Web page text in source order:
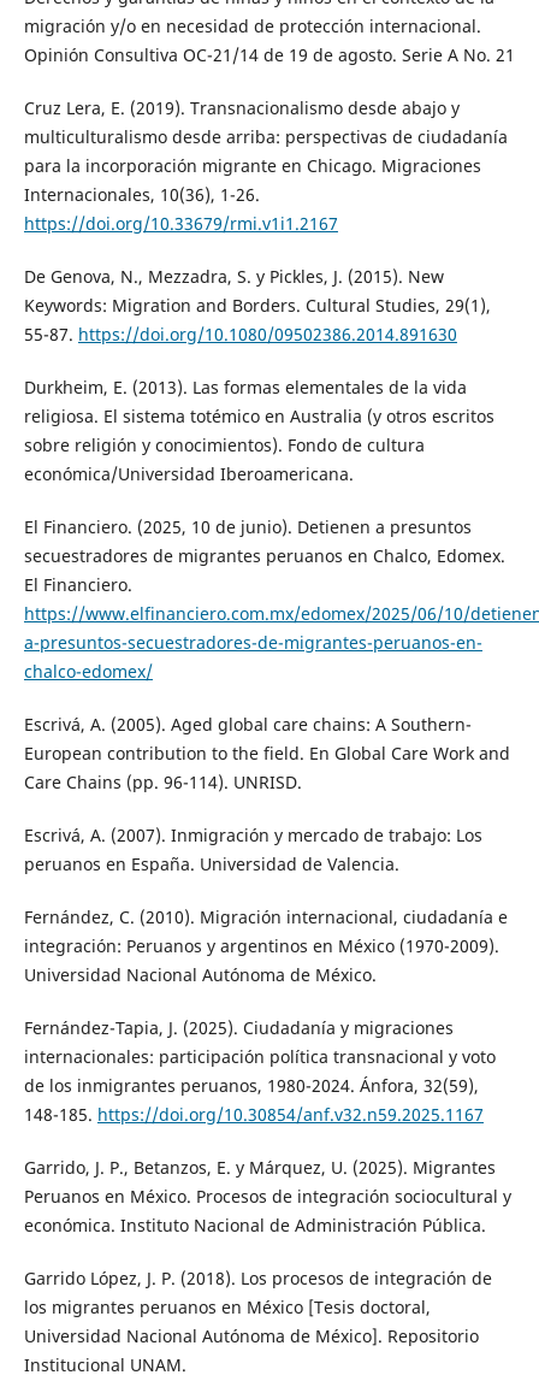
migración y/o en necesidad de protección internacional.
Opinión Consultiva OC-21/14 de 19 de agosto. Serie A No. 21
Cruz Lera, E. (2019). Transnacionalismo desde abajo y
multiculturalismo desde arriba: perspectivas de ciudadanía
para la incorporación migrante en Chicago. Migraciones
Internacionales, 10(36), 1-26.
https://doi.org/10.33679/rmi.v1i1.2167
De Genova, N., Mezzadra, S. y Pickles, J. (2015). New
Keywords: Migration and Borders. Cultural Studies, 29(1),
55-87. https://doi.org/10.1080/09502386.2014.891630
Durkheim, E. (2013). Las formas elementales de la vida
religiosa. El sistema totémico en Australia (y otros escritos
sobre religión y conocimientos). Fondo de cultura
económica/Universidad Iberoamericana.
El Financiero. (2025, 10 de junio). Detienen a presuntos
secuestradores de migrantes peruanos en Chalco, Edomex.
El Financiero.
https://www.elfinanciero.com.mx/edomex/2025/06/10/
a-presuntos-secuestradores-de-migrantes-peruanos-en-
chalco-edomex/
Escrivá, A. (2005). Aged global care chains: A Southern-
European contribution to the field. En Global Care Work and
Care Chains (pp. 96-114). UNRISD.
Escrivá, A. (2007). Inmigración y mercado de trabajo: Los
peruanos en España. Universidad de Valencia.
Fernández, C. (2010). Migración internacional, ciudadanía e
integración: Peruanos y argentinos en México (1970-2009).
Universidad Nacional Autónoma de México.
Fernández-Tapia, J. (2025). Ciudadanía y migraciones
internacionales: participación política transnacional y voto
de los inmigrantes peruanos, 1980-2024. Ánfora, 32(59),
148-185. https://doi.org/10.30854/anf.v32.n59.2025.1167
Garrido, J. P., Betanzos, E. y Márquez, U. (2025). Migrantes
Peruanos en México. Procesos de integración sociocultural y
económica. Instituto Nacional de Administración Pública.
Garrido López, J. P. (2018). Los procesos de integración de
los migrantes peruanos en México [Tesis doctoral,
Universidad Nacional Autónoma de México]. Repositorio
Institucional UNAM.